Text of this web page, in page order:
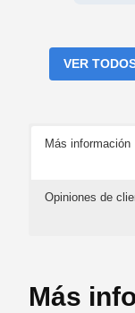
VER
Más información
Opiniones de
Más